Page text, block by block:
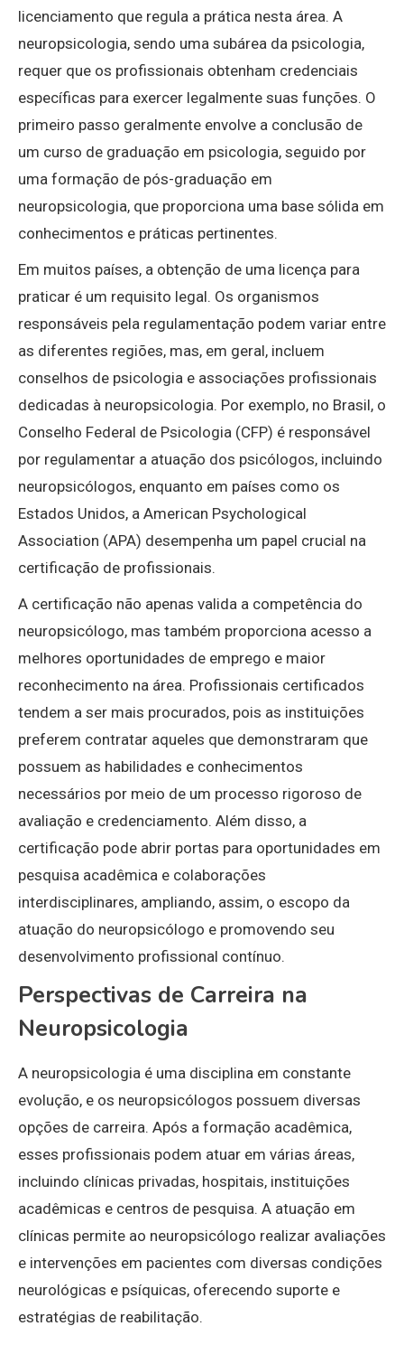
licenciamento que regula a prática nesta área. A
neuropsicologia, sendo uma subárea da psicologia,
requer que os profissionais obtenham credenciais
específicas para exercer legalmente suas funções. O
primeiro passo geralmente envolve a conclusão de
um curso de graduação em psicologia, seguido por
uma formação de pós-graduação em
neuropsicologia, que proporciona uma base sólida em
conhecimentos e práticas pertinentes.
Em muitos países, a obtenção de uma licença para
praticar é um requisito legal. Os organismos
responsáveis pela regulamentação podem variar entre
as diferentes regiões, mas, em geral, incluem
conselhos de psicologia e associações profissionais
dedicadas à neuropsicologia. Por exemplo, no Brasil, o
Conselho Federal de Psicologia (CFP) é responsável
por regulamentar a atuação dos psicólogos, incluindo
neuropsicólogos, enquanto em países como os
Estados Unidos, a American Psychological
Association (APA) desempenha um papel crucial na
certificação de profissionais.
A certificação não apenas valida a competência do
neuropsicólogo, mas também proporciona acesso a
melhores oportunidades de emprego e maior
reconhecimento na área. Profissionais certificados
tendem a ser mais procurados, pois as instituições
preferem contratar aqueles que demonstraram que
possuem as habilidades e conhecimentos
necessários por meio de um processo rigoroso de
avaliação e credenciamento. Além disso, a
certificação pode abrir portas para oportunidades em
pesquisa acadêmica e colaborações
interdisciplinares, ampliando, assim, o escopo da
atuação do neuropsicólogo e promovendo seu
desenvolvimento profissional contínuo.
Perspectivas de Carreira na
Neuropsicologia
A neuropsicologia é uma disciplina em constante
evolução, e os neuropsicólogos possuem diversas
opções de carreira. Após a formação acadêmica,
esses profissionais podem atuar em várias áreas,
incluindo clínicas privadas, hospitais, instituições
acadêmicas e centros de pesquisa. A atuação em
clínicas permite ao neuropsicólogo realizar avaliações
e intervenções em pacientes com diversas condições
neurológicas e psíquicas, oferecendo suporte e
estratégias de reabilitação.